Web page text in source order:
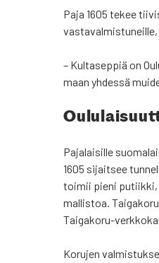
Paja 1605 tekee
– Kul­ta­sep­piä on
maan yhdes­sä
Paja­lai­sil­le
1605 sijait­see
toi­mii pie­ni putiik­ki,
mal­lis­toa.
Tai­ga­ko­ru-
Koru­jen